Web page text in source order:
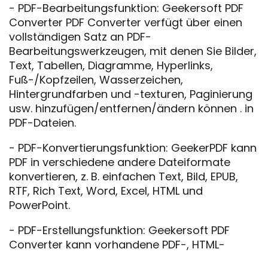
- PDF-Bearbeitungsfunktion: Geekersoft PDF
Converter PDF Converter verfügt über einen
vollständigen Satz an PDF-
Bearbeitungswerkzeugen, mit denen Sie Bilder,
Text, Tabellen, Diagramme, Hyperlinks,
Fuß-/Kopfzeilen, Wasserzeichen,
Hintergrundfarben und -texturen, Paginierung
usw. hinzufügen/entfernen/ändern können . in
PDF-Dateien.
- PDF-Konvertierungsfunktion: GeekerPDF kann
PDF in verschiedene andere Dateiformate
konvertieren, z. B. einfachen Text, Bild, EPUB,
RTF, Rich Text, Word, Excel, HTML und
PowerPoint.
- PDF-Erstellungsfunktion: Geekersoft PDF
Converter kann vorhandene PDF-, HTML-